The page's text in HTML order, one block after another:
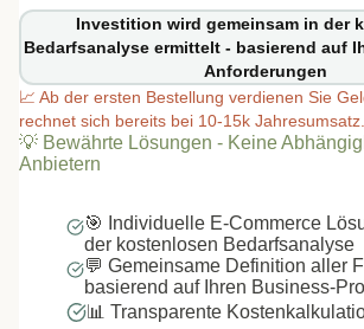
Investition wird gemeinsam in der
Bedarfsanalyse ermittelt - basierend auf
Anforderungen
📈 Ab der ersten Bestellung verdienen Sie
rechnet sich bereits bei 10-15k Jahresumsatz.
💡 Bewährte Lösungen - Keine
Anbietern
🎯 Individuelle E-Commerce
der kostenlosen Bedarfsanalyse
💬 Gemeinsame Definition aller
basierend auf Ihren Business-
📊 Transparente